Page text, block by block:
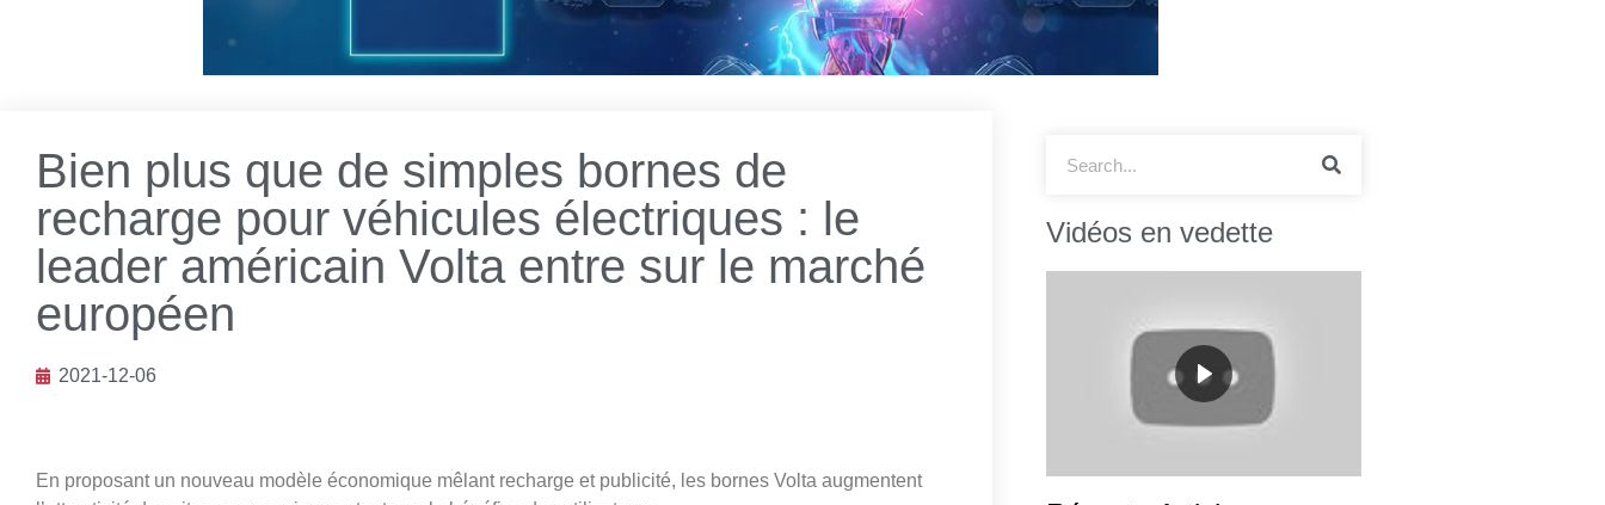
Bien plus que de simples bornes de
recharge pour véhicules électriques : le
leader américain Volta entre sur le marché
européen
2021-12-06
En proposant un nouveau modèle économique mêlant recharge et publicité, les bornes Volta augmentent
Vidéos en vedette